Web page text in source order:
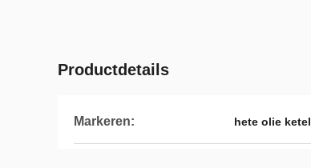
Productdetails
Markeren: hete olie ketel